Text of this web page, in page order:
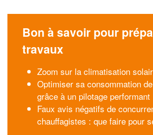
Bon à savoir pour
travaux
Zoom sur la climatisation
Optimiser sa consommation
grâce à un pilotage performant
Faux avis négatifs de
chauffagistes : que faire pour